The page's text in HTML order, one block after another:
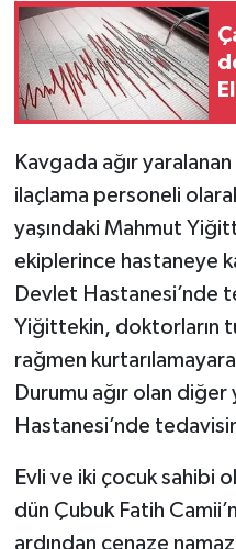
Kavgada ağır
ilaçlama personeli
yaşındaki Mahmut
ekiplerince hastaneye
Devlet Hastanesi’nde
Yiğittekin, doktorların
rağmen
Durumu ağır olan diğer
Hastanesi’nde
Evli ve iki çocuk sahibi
dün Çubuk Fatih
ardından cenaze